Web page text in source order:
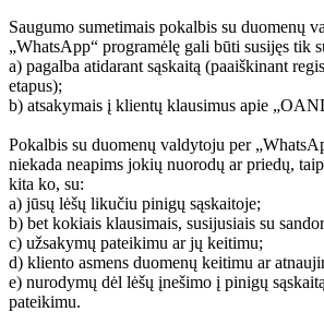
Saugumo sumetimais pokalbis su duomenų
„WhatsApp“ programėlę gali būti susijęs tik
a) pagalba atidarant sąskaitą (paaiškinant
etapus);
b) atsakymais į klientų klausimus apie
Pokalbis su duomenų valdytoju per
niekada neapims jokių nuorodų ar priedų,
kita ko, su:
a) jūsų lėšų likučiu pinigų sąskaitoje;
b) bet kokiais klausimais, susijusiais su
c) užsakymų pateikimu ar jų keitimu;
d) kliento asmens duomenų keitimu ar
e) nurodymų dėl lėšų įnešimo į pinigų
pateikimu.